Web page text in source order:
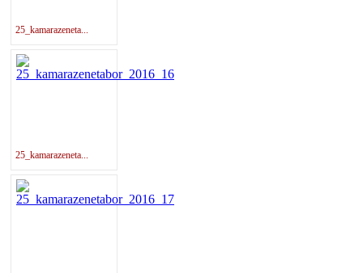
25_kamarazeneta...
25_kamarazeneta...